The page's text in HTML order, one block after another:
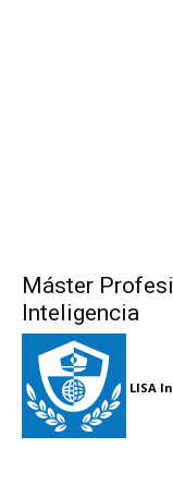
Máster
Inteligencia
LISA